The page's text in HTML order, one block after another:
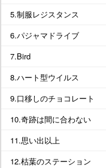
5.制服レジスタンス
6.パジャマドライブ
7.Bird
8.ハート型ウイルス
9.口移しのチョコレート
10.奇跡は間に合わない
11.思い出以上
12.枯葉のステーション